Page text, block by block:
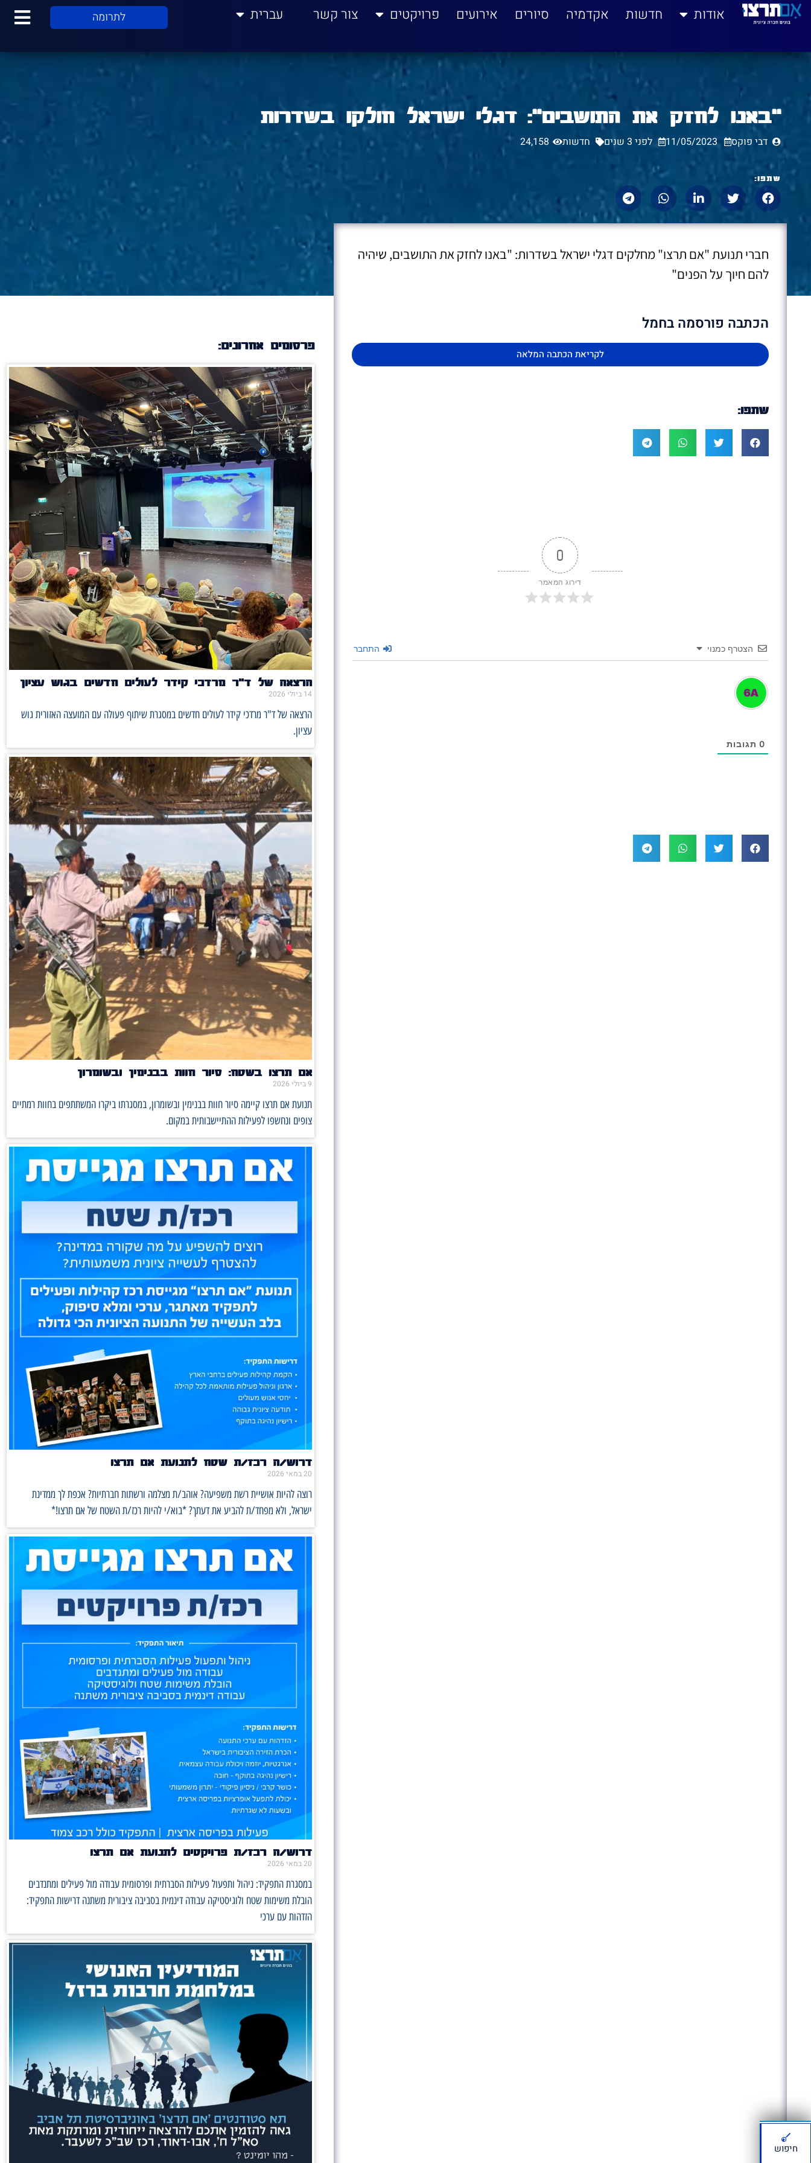
לתוכן אודות חדשות אקדמיה סיורים אירועים פרויקטים צור קשר עברית לתרומה
"באנו לחזק את התושבים": דגלי ישראל חולקו בשדרות
דבי פוקס 11/05/2023 לפני 3 שנים חדשות 24,158
שתפו:
חברי תנועת "אם תרצו" מחלקים דגלי ישראל בשדרות: "באנו לחזק את התושבים, שיהיה
להם חיוך על הפנים"
הכתבה פורסמה בחמל
לקריאת הכתבה המלאה
שתפו:
0
דירוג המאמר
הצטרף כמנוי התחבר
0 תגובות
פרסומים אחרונים:
הרצאה של ד"ר מרדכי קידר לעולים חדשים בגוש עציון
14 ביולי 2026
הרצאה של ד"ר מרדכי קידר לעולים חדשים במסגרת שיתוף פעולה עם המועצה האזורית גוש
עציון.
אם תרצו בשטח: סיור חוות בבנימין ובשומרון
9 ביולי 2026
תנועת אם תרצו קיימה סיור חוות בבנימין ובשומרון, במסגרתו ביקרו המשתתפים בחוות רמתיים
צופים ונחשפו לפעילות ההתיישבותית במקום.
דרוש/ה רכז/ת שטח לתנועת אם תרצו
20 במאי 2026
רוצה להיות אושיית רשת משפיעה? אוהב/ת מצלמה ורשתות חברתיות? אכפת לך ממדינת
ישראל, ולא מפחד/ת להביע את דעתך? *בוא/י להיות רכז/ת השטח של אם תרצו!*
דרוש/ה רכז/ת פרויקטים לתנועת אם תרצו
20 במאי 2026
במסגרת התפקיד: ניהול ותפעול פעילות הסברתית ופרסומית עבודה מול פעילים ומתנדבים
הובלת משימות שטח ולוגיסטיקה עבודה דינמית בסביבה ציבורית משתנה דרישות התפקיד:
הזדהות עם ערכי
חיפוש